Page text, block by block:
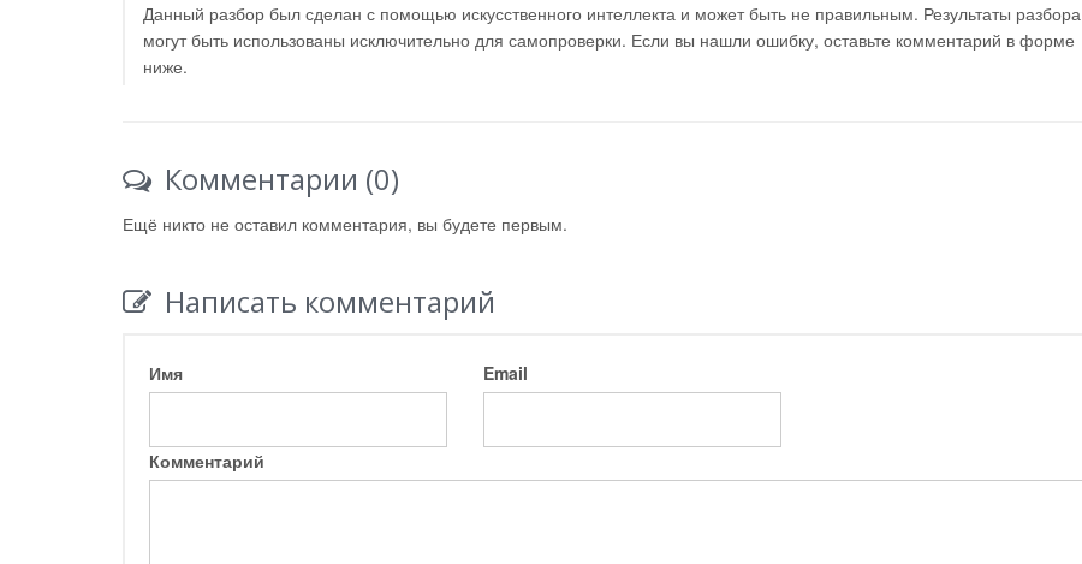
Данный разбор был сделан с помощью искусственного интеллекта и может быть не правильным. Результаты разбора
могут быть использованы исключительно для самопроверки. Если вы нашли ошибку, оставьте комментарий в форме
ниже.
Комментарии (0)
Ещё никто не оставил комментария, вы будете первым.
Написать комментарий
Имя Email
Комментарий